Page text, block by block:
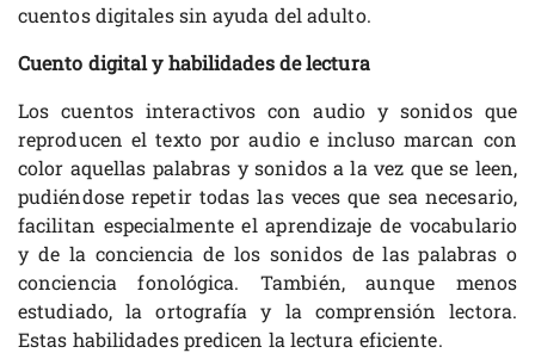
cuentos digitales sin ayuda del adulto.
Cuento digital y habilidades de lectura
Los cuentos interactivos con audio y sonidos que
reproducen el texto por audio e incluso marcan con
color aquellas palabras y sonidos a la vez que se leen,
pudiéndose repetir todas las veces que sea necesario,
facilitan especialmente el aprendizaje de vocabulario
y de la conciencia de los sonidos de las palabras o
conciencia fonológica. También, aunque menos
estudiado, la ortografía y la comprensión lectora.
Estas habilidades predicen la lectura eficiente.